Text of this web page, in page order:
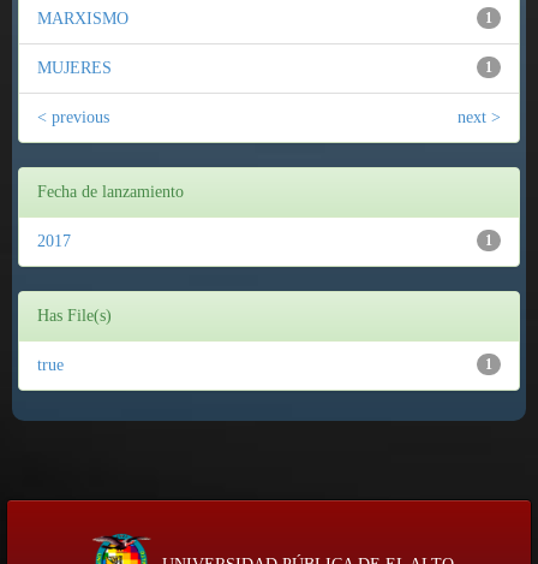
1
MARXISMO
1
MUJERES
< previous next >
Fecha de lanzamiento
1
2017
Has File(s)
1
true